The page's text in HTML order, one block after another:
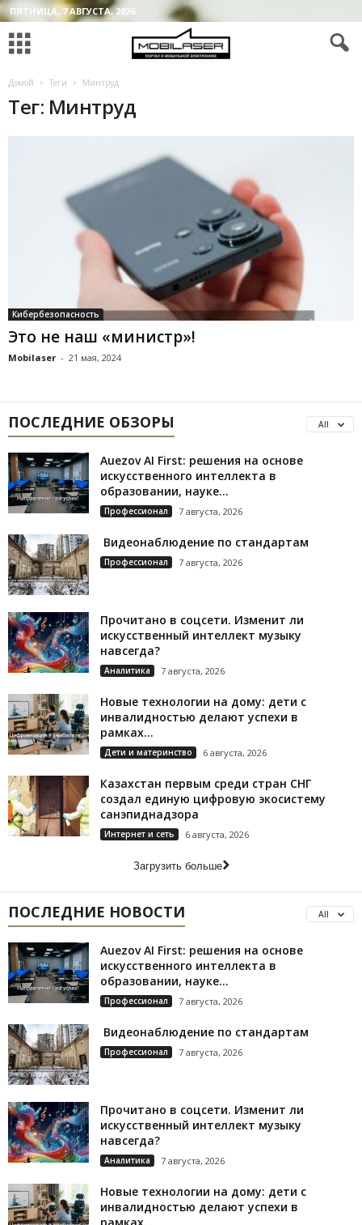
ПЯТНИЦА, 7 АВГУСТА, 2026
Домой Теги Минтруд
Тег: Минтруд
Кибербезопасность
Это не наш «министр»!
Mobilaser - 21 мая, 2024
ПОСЛЕДНИЕ ОБЗОРЫ All
Auezov AI First: решения на основе
искусственного интеллекта в
образовании, науке...
Профессионал 7 августа, 2026
Видеонаблюдение по стандартам
Профессионал 7 августа, 2026
Прочитано в соцсети. Изменит ли
искусственный интеллект музыку
навсегда?
Аналитика 7 августа, 2026
Новые технологии на дому: дети с
инвалидностью делают успехи в
рамках...
Дети и материнство 6 августа, 2026
Казахстан первым среди стран СНГ
создал единую цифровую экосистему
санэпиднадзора
Интернет и сеть 6 августа, 2026
Загрузить больше
ПОСЛЕДНИЕ НОВОСТИ All
Auezov AI First: решения на основе
искусственного интеллекта в
образовании, науке...
Профессионал 7 августа, 2026
Видеонаблюдение по стандартам
Профессионал 7 августа, 2026
Прочитано в соцсети. Изменит ли
искусственный интеллект музыку
навсегда?
Аналитика 7 августа, 2026
Новые технологии на дому: дети с
инвалидностью делают успехи в